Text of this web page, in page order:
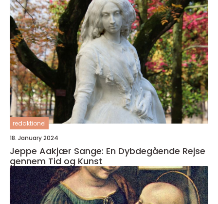
redaktionel
18. January 2024
Jeppe Aakjær Sange: En Dybdegående Rejse
gennem Tid og Kunst